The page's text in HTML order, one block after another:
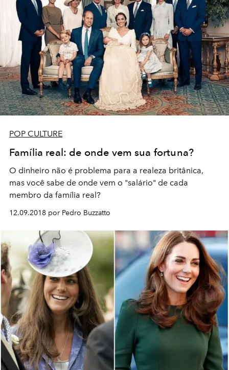
POP CULTURE
Família real: de onde vem sua fortuna?
O dinheiro não é problema para a realeza britânica,
mas você sabe de onde vem o "salário" de cada
membro da família real?
12.09.2018 por Pedro Buzzatto